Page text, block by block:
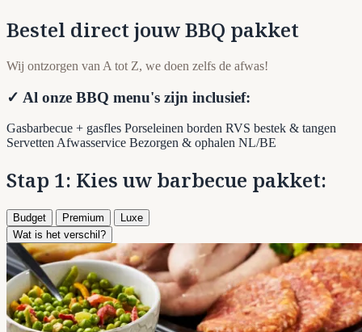
Bestel direct jouw BBQ pakket
Wij ontzorgen van A tot Z, we doen zelfs de afwas!
✓ Al onze BBQ menu's zijn inclusief:
Gasbarbecue + gasfles Porseleinen borden RVS bestek & tangen
Servetten Afwasservice Bezorgen & ophalen NL/BE
Stap 1: Kies uw barbecue pakket:
Budget Premium
Luxe
Wat is het verschil?